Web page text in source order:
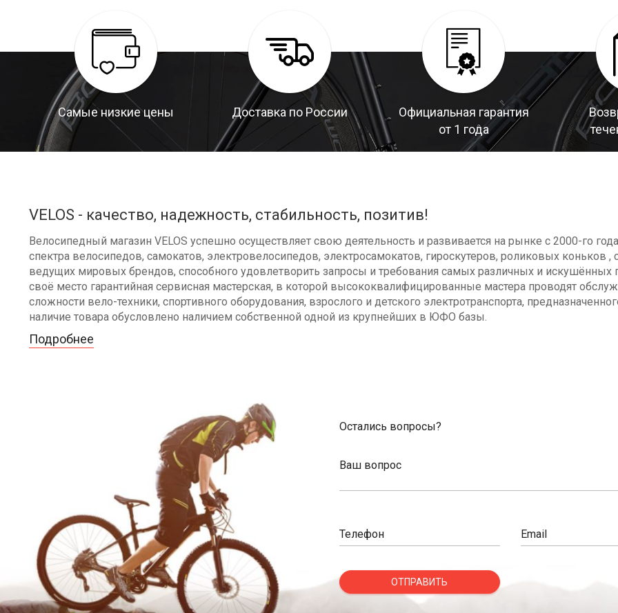
Самые низкие цены Доставка по России
Официальная гарантия
от 1 года
VELOS - качество, надежность, стабильность, позитив!
Велосипедный магазин VELOS успешно осуществляет свою деятельность и развивается на рынке с 2000-го
спектра велосипедов, самокатов, электровелосипедов, электросамокатов, гироскутеров, роликовых коньков ,
ведущих мировых брендов, способного удовлетворить запросы и требования самых различных и искушённых
своё место гарантийная сервисная мастерская, в которой высококвалифицированные мастера проводят
сложности вело-техники, спортивного оборудования, взрослого и детского электротранспорта,
наличие товара обусловлено наличием собственной одной из крупнейших в ЮФО базы.
Подробнее
Остались вопросы?
Ваш вопрос
Телефон Email
ОТПРАВИТЬ